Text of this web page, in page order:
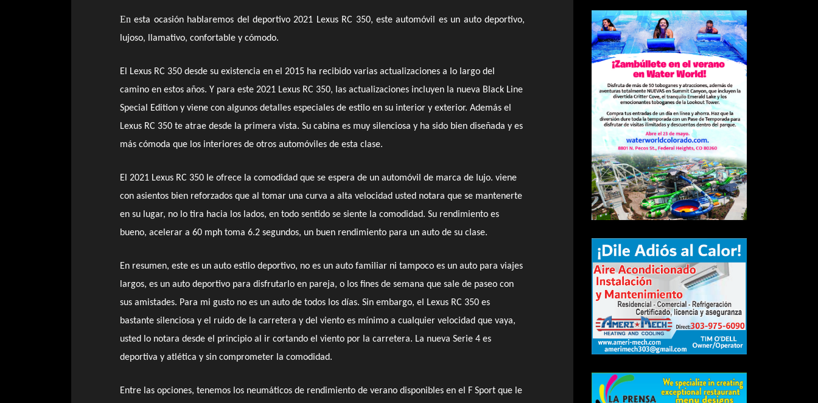
Enesta ocasión hablaremos del deportivo 2021 Lexus RC 350, este automóvil es un auto deportivo,
lujoso, llamativo, confortable y cómodo.
El Lexus RC 350 desde su existencia en el 2015 ha recibido varias actualizaciones a lo largo del
camino en estos años. Y para este 2021 Lexus RC 350, las actualizaciones incluyen la nueva Black Line
Special Edition y viene con algunos detalles especiales de estilo en su interior y exterior. Además el
Lexus RC 350 te atrae desde la primera vista. Su cabina es muy silenciosa y ha sido bien diseñada y es
más cómoda que los interiores de otros automóviles de esta clase.
El 2021 Lexus RC 350 le ofrece la comodidad que se espera de un automóvil de marca de lujo. viene
con asientos bien reforzados que al tomar una curva a alta velocidad usted notara que se mantenerte
en su lugar, no lo tira hacia los lados, en todo sentido se siente la comodidad. Su rendimiento es
bueno, acelerar a 60 mph toma 6.2 segundos, un buen rendimiento para un auto de su clase.
En resumen, este es un auto estilo deportivo, no es un auto familiar ni tampoco es un auto para viajes
largos, es un auto deportivo para disfrutarlo en pareja, o los fines de semana que sale de paseo con
sus amistades. Para mi gusto no es un auto de todos los días. Sin embargo, el Lexus RC 350 es
bastante silenciosa y el ruido de la carretera y del viento es mínimo a cualquier velocidad que vaya,
usted lo notara desde el principio al ir cortando el viento por la carretera. La nueva Serie 4 es
deportiva y atlética y sin comprometer la comodidad.
Entre las opciones, tenemos los neumáticos de rendimiento de verano disponibles en el F Sport que le